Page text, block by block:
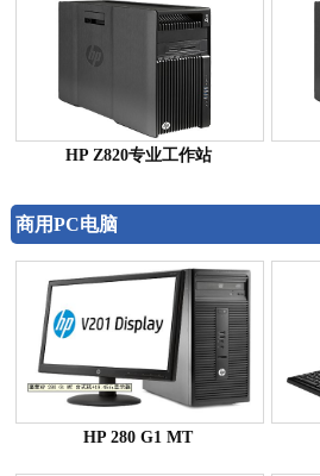
HP Z820专业工作站
商用PC电脑
HP 280 G1 MT